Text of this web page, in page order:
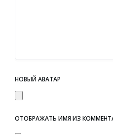
НОВЫЙ АВАТАР
ОТОБРАЖАТЬ ИМЯ ИЗ